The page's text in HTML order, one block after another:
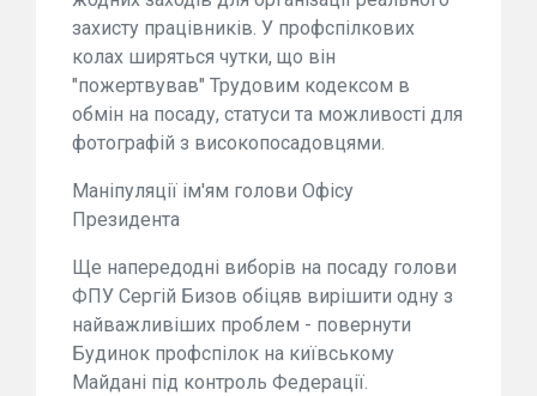
захисту працівників. У профспілкових
колах ширяться чутки, що він
"пожертвував" Трудовим кодексом в
обмін на посаду, статуси та можливості для
фотографій з високопосадовцями.
Маніпуляції ім'ям голови Офісу
Президента
Ще напередодні виборів на посаду голови
ФПУ Сергій Бизов обіцяв вирішити одну з
найважливіших проблем - повернути
Будинок профспілок на київському
Майдані під контроль Федерації.